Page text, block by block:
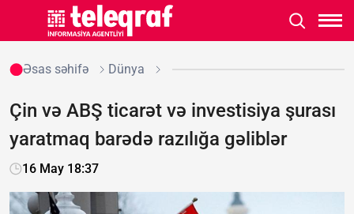
Əsas səhifə Dünya
Çin və ABŞ ticarət və investisiya şurası
yaratmaq barədə razılığa gəliblər
16 May 18:37